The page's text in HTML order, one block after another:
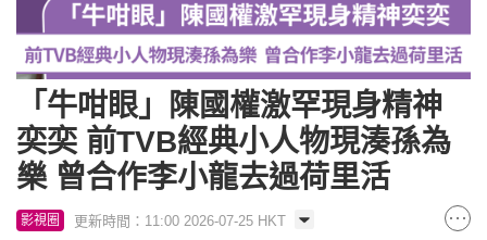
「牛咁眼」陳國權激罕現身精神
奕奕 前TVB經典小人物現湊孫為
樂 曾合作李小龍去過荷里活
影視圈 更新時間：11:00 2026-07-25 HKT